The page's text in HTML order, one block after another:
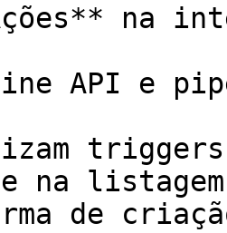
na
API e
triggers
na
de